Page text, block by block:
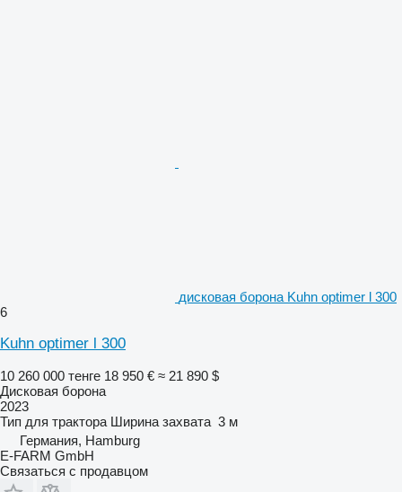
дисковая борона Kuhn optimer l 300
6
Kuhn optimer l 300
10 260 000 тенге 18 950 € ≈ 21 890 $
Дисковая борона
2023
Тип для трактора Ширина захвата 3 м
Германия, Hamburg
E-FARM GmbH
Связаться с продавцом